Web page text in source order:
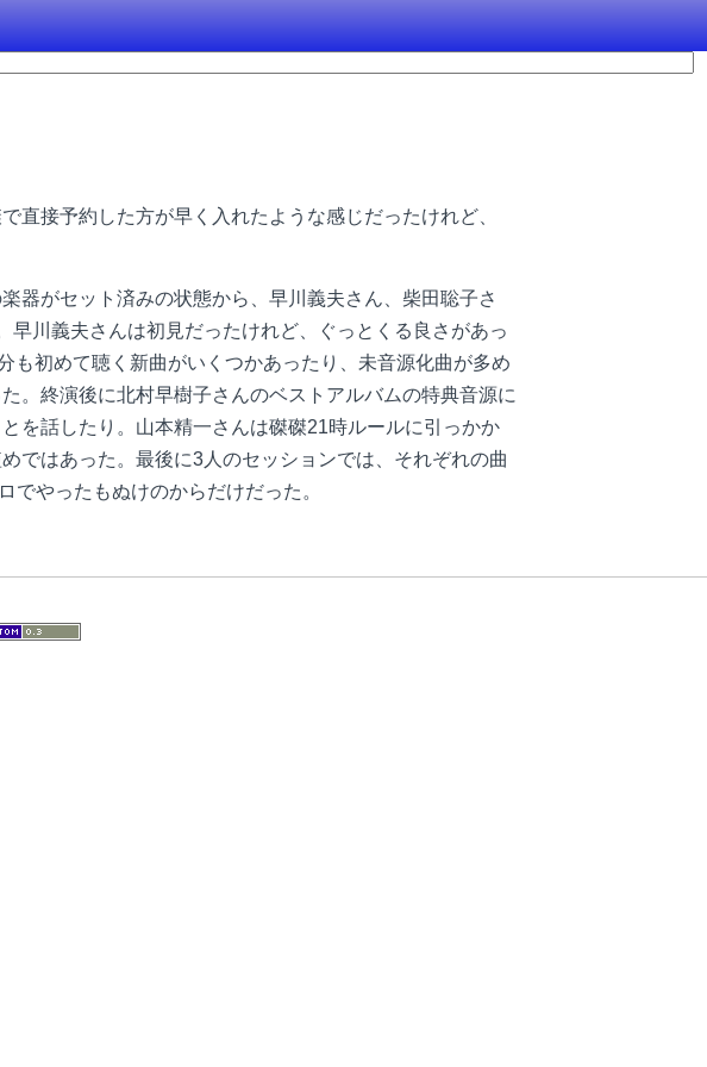
直接予約した方が早く入れたような感じだったけれど、
器がセット済みの状態から、早川義夫さん、柴田聡子さ
川義夫さんは初見だったけれど、ぐっとくる良さがあっ
初めて聴く新曲がいくつかあったり、未音源化曲が多め
。終演後に北村早樹子さんのベストアルバムの特典音源に
を話したり。山本精一さんは磔磔21時ルールに引っかか
ではあった。最後に3人のセッションでは、それぞれの曲
でやったもぬけのからだけだった。